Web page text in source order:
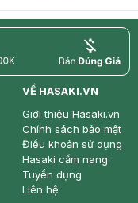
price
VỀ HASAKI.VN
Giới thiệu Hasaki.vn
Chính sách bảo mật
Điều khoản sử dụng
Hasaki cẩm nang
Tuyển dụng
Liên hệ